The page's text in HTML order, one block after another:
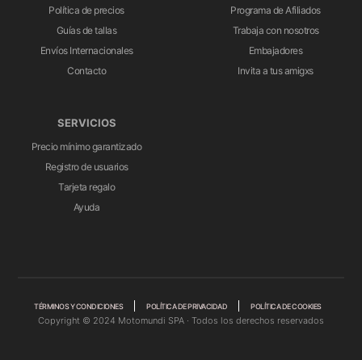
Política de precios
Guías de tallas
Envíos Internacionales
Contacto
Programa de Afiliados
Trabaja con nosotros
Embajadores
Invita a tus amigxs
SERVICIOS
Precio mínimo garantizado
Registro de usuarios
Tarjeta regalo
Ayuda
TÉRMINOS Y CONDICIONES POLÍTICA DE PRIVACIDAD POLÍTICA DE COOKIES
Copyright © 2024 Motomundi SPA · Todos los derechos reservados